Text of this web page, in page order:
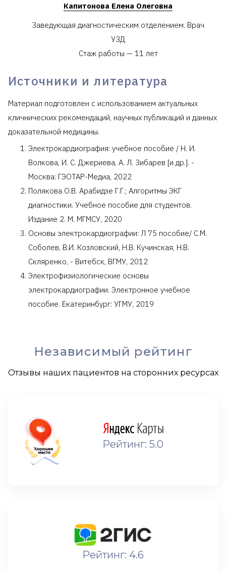
Капитонова Елена Олеговна
Заведующая диагностическим отделением. Врач
УЗД
Стаж работы — 11 лет
Источники и литература
Материал подготовлен с использованием актуальных
кличнических рекомендаций, научных публикаций и данных
доказательной медицины.
Электрокардиография: учебное пособие / Н. И.
Волкова, И. С. Джериева, А. Л. Зибарев [и др.]. -
Москва: ГЭОТАР-Медиа, 2022
Полякова О.В. Арабидзе Г.Г.; Алгоритмы ЭКГ
диагностики. Учебное пособие для студентов.
Издание 2. М. МГМСУ, 2020
Основы электрокардиографии: Л 75 пособие/ С.М.
Соболев, В.И. Козловский, Н.В. Кучинская, Н.В.
Скляренко, - Витебск, ВГМУ, 2012
Электрофизиологические основы
электрокардиографии. Электронное учебное
пособие. Екатеринбург: УГМУ, 2019
Независимый рейтинг
Отзывы наших пациентов на сторонних ресурсах
Рейтинг: 5.0
Рейтинг: 4.6